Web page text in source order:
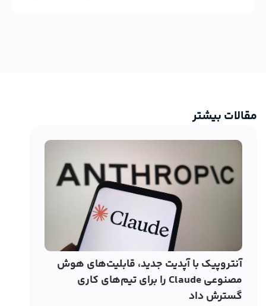
مقالات بیشتر
آنتروپیک با آپدیت جدید، قابلیت‌های هوش
مصنوعی Claude را برای تیم‌های کاری
گسترش داد